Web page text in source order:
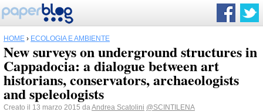
HOME › ECOLOGIA E AMBIENTE
New surveys on underground structures in
Cappadocia: a dialogue between art
historians, conservators, archaeologists
and speleologists
Creato il 13 marzo 2015 daAndrea Scatolini @SCINTILENA